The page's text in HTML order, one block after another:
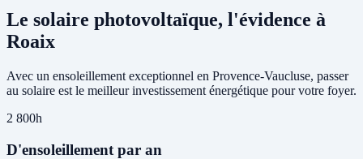
Le solaire photovoltaïque, l'évidence à
Roaix
Avec un ensoleillement exceptionnel en Provence-Vaucluse, passer
au solaire est le meilleur investissement énergétique pour votre foyer.
2 800h
D'ensoleillement par an